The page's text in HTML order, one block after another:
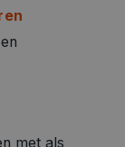
met als